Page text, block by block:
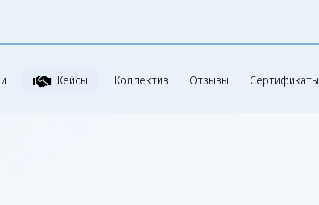
Кейсы Коллектив Отзывы Сертификаты